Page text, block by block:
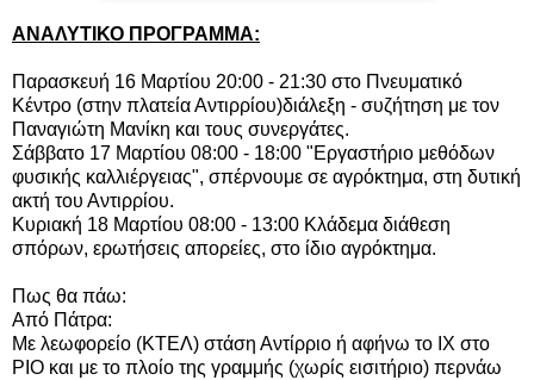
ΑΝΑΛΥΤΙΚΟ ΠΡΟΓΡΑΜΜΑ:
Παρασκευή 16 Μαρτίου 20:00 - 21:30 στο Πνευματικό
Κέντρο (στην πλατεία Αντιρρίου)διάλεξη - συζήτηση με τον
Παναγιώτη Μανίκη και τους συνεργάτες.
Σάββατο 17 Μαρτίου 08:00 - 18:00 "Εργαστήριο μεθόδων
φυσικής καλλιέργειας", σπέρνουμε σε αγρόκτημα, στη δυτική
ακτή του Αντιρρίου.
Κυριακή 18 Μαρτίου 08:00 - 13:00 Κλάδεμα διάθεση
σπόρων, ερωτήσεις απορείες, στο ίδιο αγρόκτημα.
Πως θα πάω:
Από Πάτρα:
Με λεωφορείο (ΚΤΕΛ) στάση Αντίρριο ή αφήνω το ΙΧ στο
ΡΙΟ και με το πλοίο της γραμμής (χωρίς εισιτήριο) περνάω